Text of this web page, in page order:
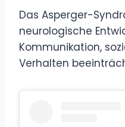
Das Asperger-
neurologische
Kommunikation,
Verhalten